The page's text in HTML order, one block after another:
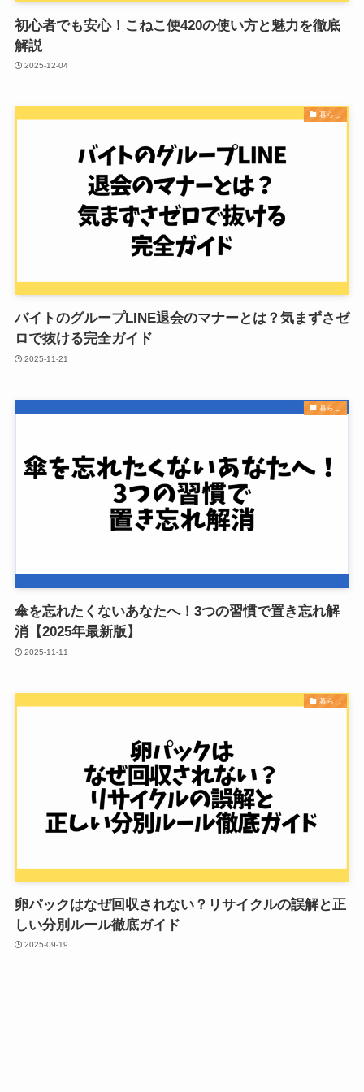
初心者でも安心！こねこ便420の使い方と魅力を徹底
解説
2025-12-04
暮らし
バイトのグループLINE退会のマナーとは？気まずさゼ
ロで抜ける完全ガイド
2025-11-21
暮らし
傘を忘れたくないあなたへ！3つの習慣で置き忘れ解
消【2025年最新版】
2025-11-11
暮らし
卵パックはなぜ回収されない？リサイクルの誤解と正
しい分別ルール徹底ガイド
2025-09-19